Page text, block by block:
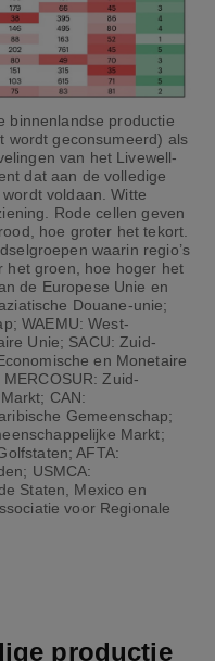
binnenlandse productie
wordt geconsumeerd) als
van het Livewell-
dat aan de volledige
voldaan. Witte
Rode cellen geven
hoe groter het tekort.
waarin regio’s
het groen, hoe hoger het
de Europese Unie en
Douane-unie;
WAEMU: West-
Unie; SACU: Zuid-
en Monetaire
Zuid-
CAN:
Gemeenschap;
Markt;
AFTA:
USMCA:
Staten, Mexico en
voor Regionale
productie